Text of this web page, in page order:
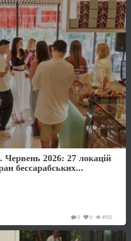
Червень 2026: 27 локацій
бессарабських...
4920
0
0